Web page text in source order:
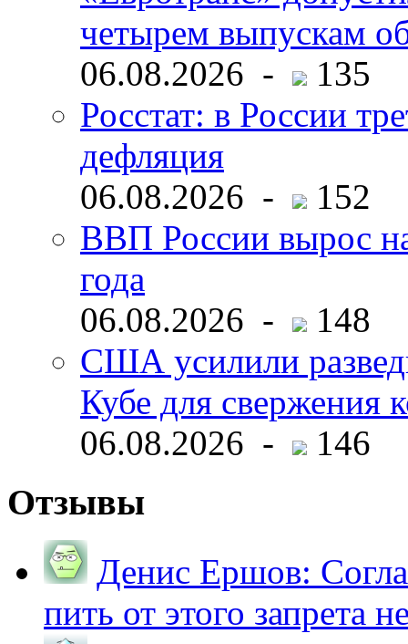
четырем выпускам
06.08.2026 -
135
Росстат: в России
дефляция
06.08.2026 -
152
ВВП России вырос
года
06.08.2026 -
148
США усилили
Кубе для свержения
06.08.2026 -
146
Отзывы
Денис Ершов:
пить от этого запрета